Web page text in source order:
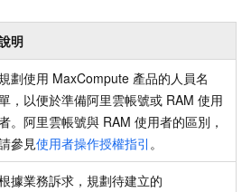
明
劃使用 MaxCompute 產品的人員名
，以便於準備阿里雲帳號或 RAM 使用
。阿里雲帳號與 RAM 使用者的區別，
參見使用者操作授權指引 。
據業務訴求，規劃待建立的